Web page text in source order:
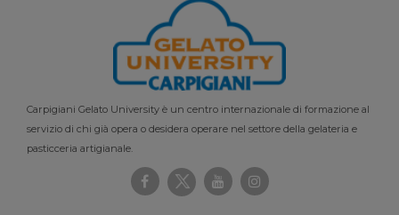
Carpigiani Gelato University è un centro internazionale di formazione al
servizio di chi già opera o desidera operare nel settore della gelateria e
pasticceria artigianale.